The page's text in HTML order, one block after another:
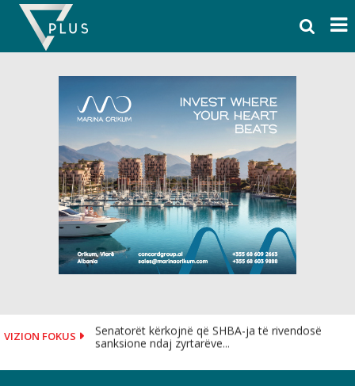
Skip
content
VIZION FOKUS
Senatorët kërkojnë që SHBA-ja të rivendosë
sanksione ndaj zyrtarëve...